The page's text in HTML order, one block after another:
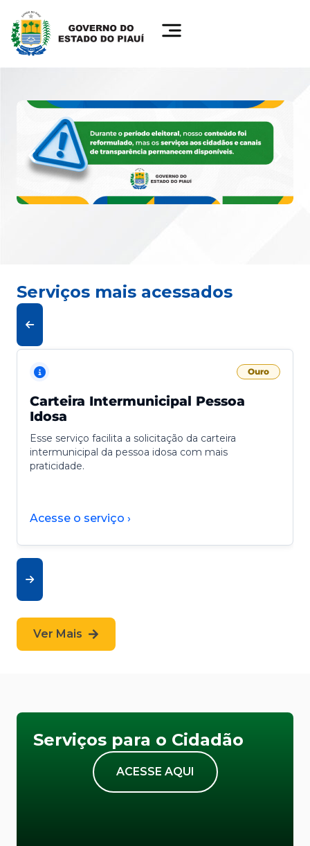
Serviços mais acessados
Ouro
Carteira Intermunicipal Pessoa
Idosa
Esse serviço facilita a solicitação da carteira
intermunicipal da pessoa idosa com mais
praticidade.
Acesse o serviço ›
Ver Mais
Serviços para o Cidadão
ACESSE AQUI